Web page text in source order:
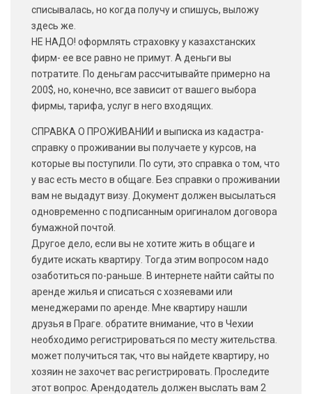
списывалась, но когда получу и спишусь, выложу
здесь же.
НЕ НАДО! оформлять страховку у казахстанских
фирм- ее все равно не примут. А деньги вы
потратите. По деньгам рассчитывайте примерно на
200$, но, конечно, все зависит от вашего выбора
фирмы, тарифа, услуг в него входящих.
СПРАВКА О ПРОЖИВАНИИ и выписка из кадастра-
справку о проживании вы получаете у курсов, на
которые вы поступили. По сути, это справка о том, что
у вас есть место в общаге. Без справки о проживании
вам не выдадут визу. Документ должен высылаться
одновременно с подписанным оригиналом договора
бумажной почтой.
Другое дело, если вы не хотите жить в общаге и
будите искать квартиру. Тогда этим вопросом надо
озаботиться по-раньше. В интернете найти сайты по
аренде жилья и списаться с хозяевами или
менеджерами по аренде. Мне квартиру нашли
друзья в Праге. обратите внимание, что в Чехии
необходимо регистрироваться по месту жительства.
может получиться так, что вы найдете квартиру, но
хозяин не захочет вас регистрировать. Проследите
этот вопрос. Арендодатель должен выслать вам 2